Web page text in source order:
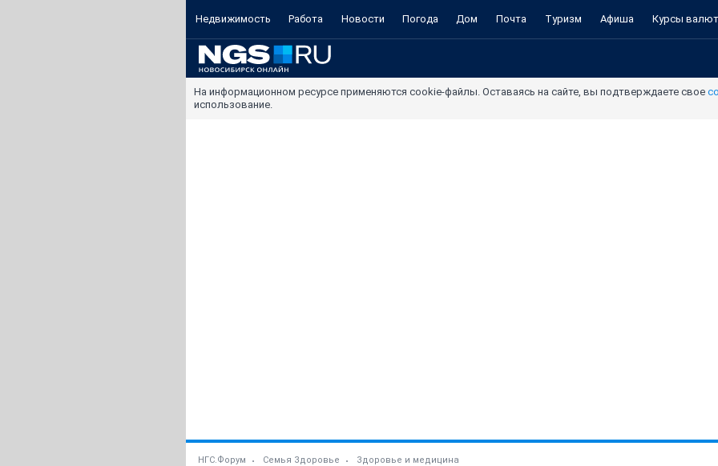
Недвижимость Работа Новости Погода Дом Почта Туризм Афиша Курсы валют
На информационном ресурсе применяются cookie-файлы. Оставаясь на сайте, вы подтверждаете свое
использование.
НГС.Форум Семья Здоровье Здоровье и медицина